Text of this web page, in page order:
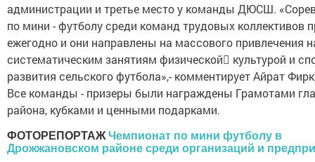
администрации и третье место у команды ДЮСШ.
по мини - футболу среди команд трудовых коллективов
ежегодно и они направлены на массового привлечения
систематическим занятиям физической культурой и
развития сельского футбола»,- комментирует Айрат
Все команды - призеры были награждены Грамотами
района, кубками и ценными подарками.
ФОТОРЕПОРТАЖ Чемпионат по мини футболу в
Дрожжановском районе среди организаций и